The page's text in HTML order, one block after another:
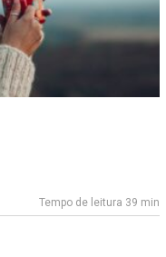
Tempo de leitura 39 min